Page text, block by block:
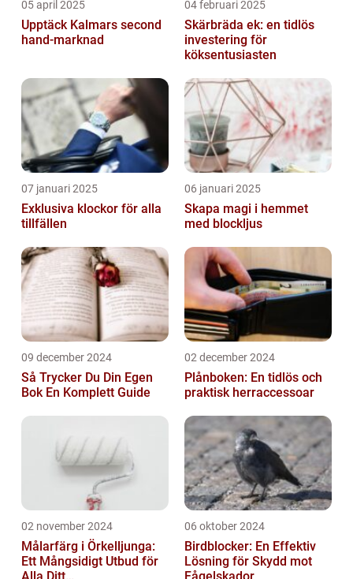
05 april 2025
Upptäck Kalmars second
hand-marknad
04 februari 2025
Skärbräda ek: en tidlös
investering för
köksentusiasten
07 januari 2025
Exklusiva klockor för alla
tillfällen
06 januari 2025
Skapa magi i hemmet
med blockljus
09 december 2024
Så Trycker Du Din Egen
Bok En Komplett Guide
02 december 2024
Plånboken: En tidlös och
praktisk herraccessoar
02 november 2024
Målarfärg i Örkelljunga:
Ett Mångsidigt Utbud för
06 oktober 2024
Birdblocker: En Effektiv
Lösning för Skydd mot